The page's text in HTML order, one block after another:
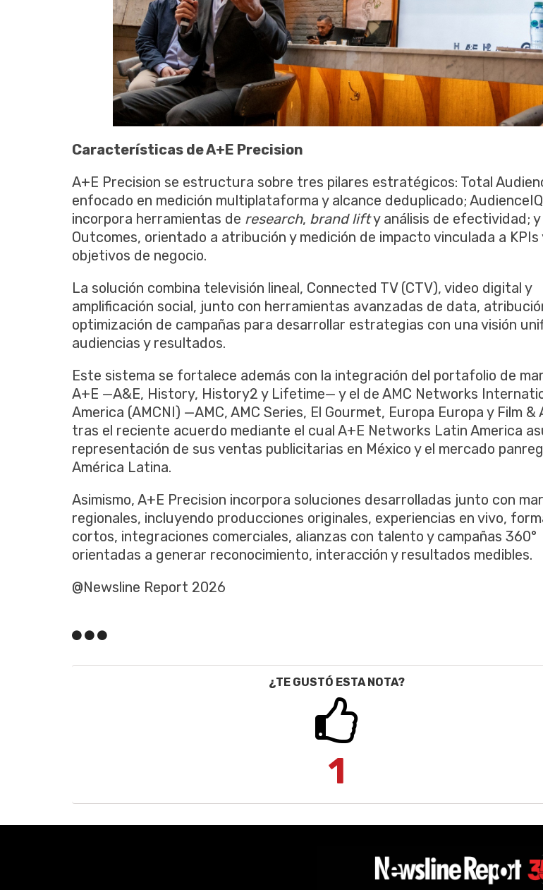
Características de A+E Precision
A+E Precision se estructura sobre tres pilares estratégicos: Total
enfocado en medición multiplataforma y alcance deduplicado;
incorpora herramientas de research, brand lifty análisis de efectividad; y
Outcomes, orientado a atribución y medición de impacto vinculada a KPIs
objetivos de negocio.
La solución combina televisión lineal, Connected TV (CTV), video digital y
amplificación social, junto con herramientas avanzadas de data,
optimización de campañas para desarrollar estrategias con una visión
audiencias y resultados.
Este sistema se fortalece además con la integración del portafolio de
A+E —A&E, History, History2 y Lifetime— y el de AMC Networks
America (AMCNI) —AMC, AMC Series, El Gourmet, Europa Europa y Film
tras el reciente acuerdo mediante el cual A+E Networks Latin America
representación de sus ventas publicitarias en México y el mercado
América Latina.
Asimismo, A+E Precision incorpora soluciones desarrolladas junto con
regionales, incluyendo producciones originales, experiencias en vivo,
cortos, integraciones comerciales, alianzas con talento y campañas 360°
orientadas a generar reconocimiento, interacción y resultados medibles.
@Newsline Report 2026
¿TE GUSTÓ ESTA NOTA?
1